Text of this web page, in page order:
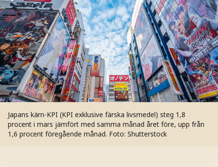
Japans kärn-KPI (KPI exklusive färska livsmedel) steg 1,8
procent i mars jämfört med samma månad året före, upp från
1,6 procent föregående månad. Foto: Shutterstock